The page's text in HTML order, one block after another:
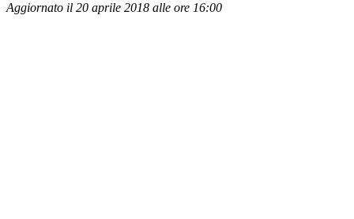
Aggiornato il 20 aprile 2018 alle ore 16:00